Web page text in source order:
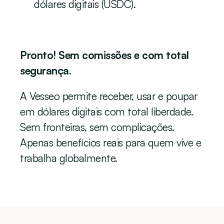
dólares digitais (USDC).
Pronto! Sem comissões e com total
segurança.
A Vesseo permite receber, usar e poupar
em dólares digitais com total liberdade.
Sem fronteiras, sem complicações.
Apenas benefícios reais para quem vive e
trabalha globalmente.